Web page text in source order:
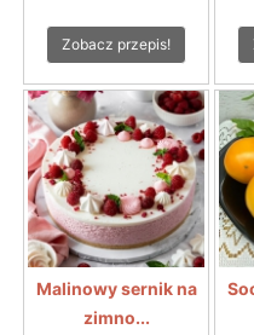
Zobacz przepis!
Malinowy sernik na
zimno...